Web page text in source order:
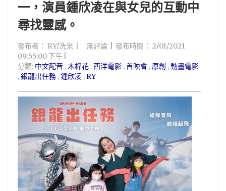
一，演員鍾欣凌在與女兒的互動中
尋找靈感。
發布者： RY/洗米 無評論 發布時間： 2/01/2021
09:55:00 下午
分類: 中文配音 ,木棉花 ,西洋電影 ,首映會 , 原創 ,動畫電影
,銀龍出任務 ,鍾欣凌 ,RY